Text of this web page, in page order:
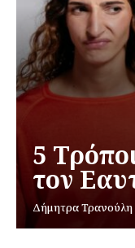
Daily
Αποποίηση Ευθυνών
Ο λογαριασμός μου
5
τον
Δήμητρα Τρανούλη